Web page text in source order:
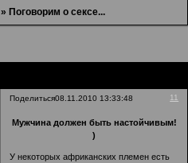
»Поговорим о сексе...
Поделиться 11
08.11.2010 13:33:48
Мужчина должен быть настойчивым!
)
У некоторых африканских племен есть